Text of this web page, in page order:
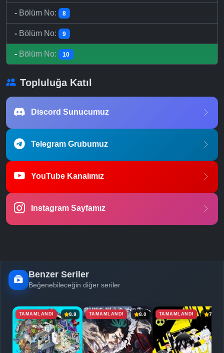
- Bölüm No: 8
- Bölüm No: 9
- Bölüm No: 10
Topluluğa Katıl
Discord Sunucumuz
Telegram Grubumuz
YouTube Kanalımız
Instagram Sayfamız
Benzer Seriler
Beğenebileceğin diğer seriler
TAMAMLANDI 8.8 TAMAMLANDI 8.0 TAMAMLANDI 7.1